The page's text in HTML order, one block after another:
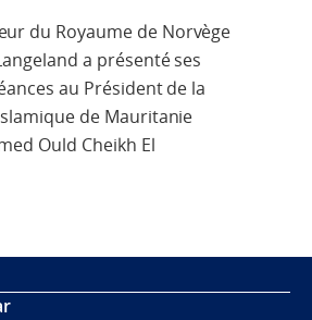
du Royaume de Norvège
a présenté ses
au Président de la
de Mauritanie
Ould Cheikh El